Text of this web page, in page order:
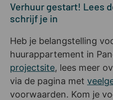
Verhuur gestart! Lees
schrijf je in
Heb je belangstelling
huurappartement in
projectsite, lees meer
via de pagina met
voorwaarden. Kom je